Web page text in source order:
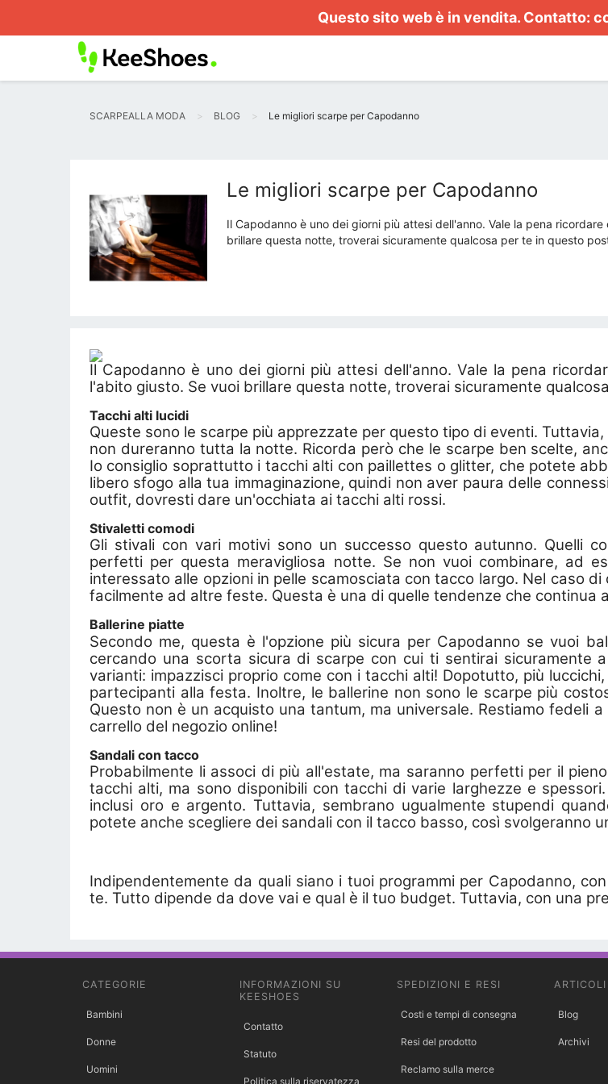
Questo sito web è in vendita. Contatto:
SCARPEALLA MODA BLOG Le migliori scarpe per Capodanno
Le migliori scarpe per Capodanno
Il Capodanno è uno dei giorni più attesi dell'anno. Vale la pena
brillare questa notte, troverai sicuramente qualcosa per te in questo
Il Capodanno è uno dei giorni più attesi dell'anno. Vale la pena
l'abito giusto. Se vuoi brillare questa notte, troverai sicuramente
Tacchi alti lucidi
Queste sono le scarpe più apprezzate per questo tipo di eventi.
non dureranno tutta la notte. Ricorda però che le scarpe ben scelte,
Io consiglio soprattutto i tacchi alti con paillettes o glitter, che potete
libero sfogo alla tua immaginazione, quindi non aver paura delle
outfit, dovresti dare un'occhiata ai tacchi alti rossi.
Stivaletti comodi
Gli stivali con vari motivi sono un successo questo autunno. Quelli
perfetti per questa meravigliosa notte. Se non vuoi combinare, ad
interessato alle opzioni in pelle scamosciata con tacco largo. Nel caso
facilmente ad altre feste. Questa è una di quelle tendenze che continua
Ballerine piatte
Secondo me, questa è l'opzione più sicura per Capodanno se vuoi
cercando una scorta sicura di scarpe con cui ti sentirai sicuramente
varianti: impazzisci proprio come con i tacchi alti! Dopotutto, più
partecipanti alla festa. Inoltre, le ballerine non sono le scarpe più
Questo non è un acquisto una tantum, ma universale. Restiamo fedeli
carrello del negozio online!
Sandali con tacco
Probabilmente li associ di più all'estate, ma saranno perfetti per il
tacchi alti, ma sono disponibili con tacchi di varie larghezze e
inclusi oro e argento. Tuttavia, sembrano ugualmente stupendi
potete anche scegliere dei sandali con il tacco basso, così svolgeranno
Indipendentemente da quali siano i tuoi programmi per Capodanno,
te. Tutto dipende da dove vai e qual è il tuo budget. Tuttavia, con una
CATEGORIE
Bambini
Donne
Uomini
INFORMAZIONI SU
KEESHOES
Contatto
Statuto
Politica sulla riservatezza
SPEDIZIONI E RESI
Costi e tempi di consegna
Resi del prodotto
Reclamo sulla merce
ARTICOLI
Blog
Archivi